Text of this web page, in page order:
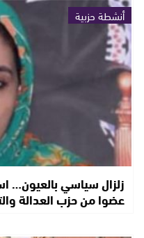
أنشطة حزبية
عضوا من حزب العدالة